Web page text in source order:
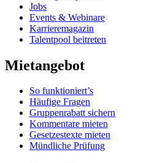
Jobs
Events & Webinare
Karrieremagazin
Talentpool beitreten
Mietangebot
So funktioniert’s
Häufige Fragen
Gruppenrabatt sichern
Kommentare mieten
Gesetzestexte mieten
Mündliche Prüfung